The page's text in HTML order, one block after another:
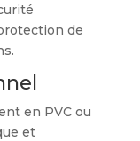
de
en PVC ou
et